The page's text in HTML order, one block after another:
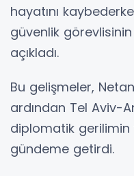
hayatını
güvenlik
açıkladı.
Bu gelişmeler,
ardından Tel Aviv-
diplomatik
gündeme getirdi.